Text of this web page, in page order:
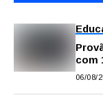
com
06/08/